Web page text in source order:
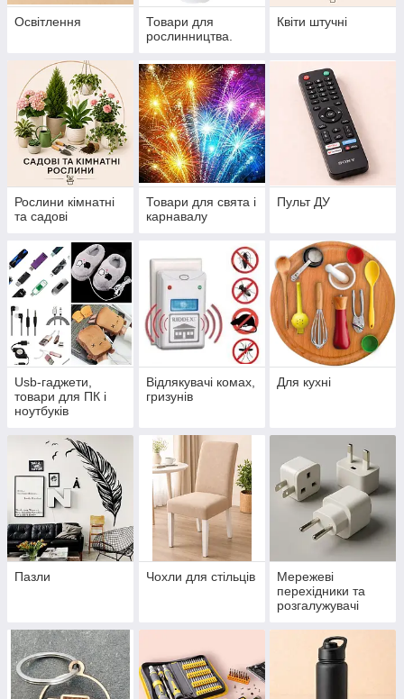
Освітлення
Товари для
рослинництва.
Квіти штучні
Рослини кімнатні
та садові
Товари для свята і
карнавалу
Пульт ДУ
Usb-гаджети,
товари для ПК і
ноутбуків
Відлякувачі комах,
гризунів
Для кухні
Пазли Чохли для стільців
Мережеві
перехідники та
розгалужувачі